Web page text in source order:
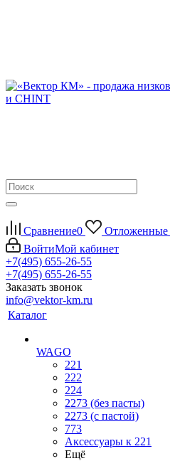
Сравнение0 Отложенные
ВойтиМой кабинет
+7(495) 655-26-55
+7(495) 655-26-55
Заказать звонок
info@vektor-km.ru
Каталог
WAGO
221
222
224
2273 (без пасты)
2273 (с пастой)
773
Аксессуары к 221
Ещё